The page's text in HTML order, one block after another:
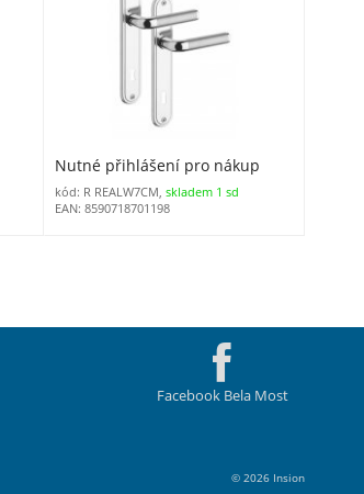
Nutné přihlášení pro nákup
kód: R REALW7CM,skladem 1 sd
EAN: 8590718701198
Facebook Bela Most
© 2026 Insion